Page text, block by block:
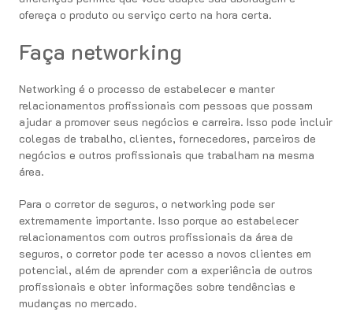
ofereça o produto ou serviço certo na hora certa.
Faça networking
Networking é o processo de estabelecer e manter
relacionamentos profissionais com pessoas que possam
ajudar a promover seus negócios e carreira. Isso pode incluir
colegas de trabalho, clientes, fornecedores, parceiros de
negócios e outros profissionais que trabalham na mesma
área.
Para o corretor de seguros, o networking pode ser
extremamente importante. Isso porque ao estabelecer
relacionamentos com outros profissionais da área de
seguros, o corretor pode ter acesso a novos clientes em
potencial, além de aprender com a experiência de outros
profissionais e obter informações sobre tendências e
mudanças no mercado.